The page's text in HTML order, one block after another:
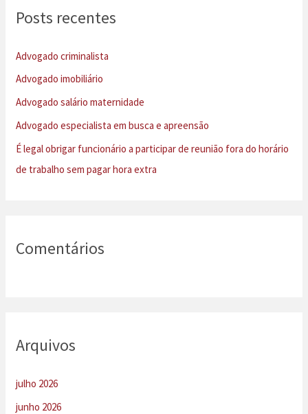
i
p
o
r
:
Posts recentes
Advogado criminalista
Advogado imobiliário
Advogado salário maternidade
Advogado especialista em busca e apreensão
É legal obrigar funcionário a participar de reunião fora do horário
de trabalho sem pagar hora extra
Comentários
Arquivos
julho 2026
junho 2026